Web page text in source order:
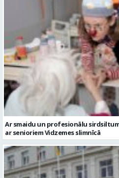
Ar smaidu un profesionālu
ar senioriem Vidzemes slimnīcā